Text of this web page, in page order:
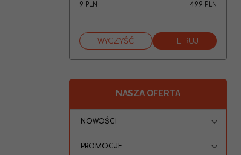
9 PLN 499 PLN
NASZA OFERTA
NOWOŚCI
PROMOCJE